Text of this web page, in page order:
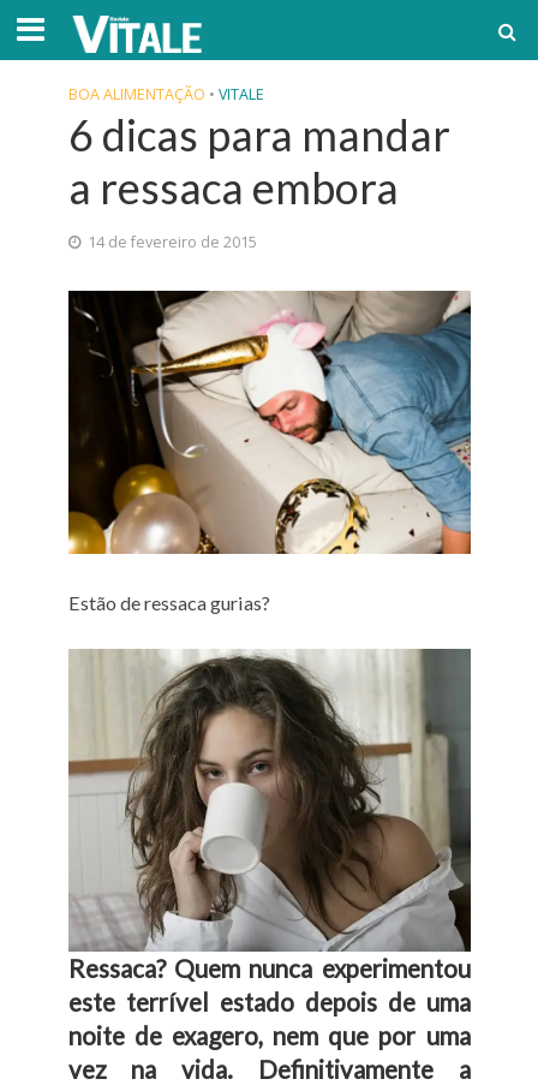
BOA ALIMENTAÇÃO • VITALE
6 dicas para mandar
a ressaca embora
14 de fevereiro de 2015
Estão de ressaca gurias?
Ressaca? Quem nunca experimentou
este terrível estado depois de uma
noite de exagero, nem que por uma
vez na vida. Definitivamente a